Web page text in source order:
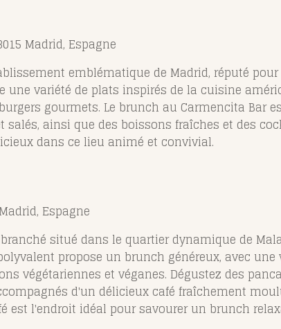
Madrid, Espagne
emblématique de Madrid, réputé
une variété de plats inspirés de la cuisine
gourmets. Le brunch au Carmencita Bar
salés, ainsi que des boissons fraîches et des
dans ce lieu animé et convivial.
Espagne
situé dans le quartier dynamique de
propose un brunch généreux, avec
végétariennes et véganes. Dégustez des
d'un délicieux café fraîchement
est l'endroit idéal pour savourer un brunch